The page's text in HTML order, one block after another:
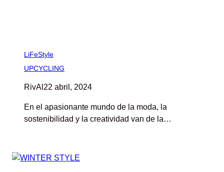
LiFeStyle
UPCYCLING
RivAl 22 abril, 2024
En el apasionante mundo de la moda, la
sostenibilidad y la creatividad van de la…